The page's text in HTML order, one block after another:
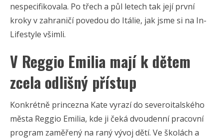
nespecifikovala. Po třech a půl letech tak její první
kroky v zahraničí povedou do Itálie, jak jsme si na In-
Lifestyle všimli.
V Reggio Emilia mají k dětem
zcela odlišný přístup
Konkrétně princezna Kate vyrazí do severoitalského
města Reggio Emilia, kde ji čeká dvoudenní pracovní
program zaměřený na raný vývoj dětí. Ve školách a